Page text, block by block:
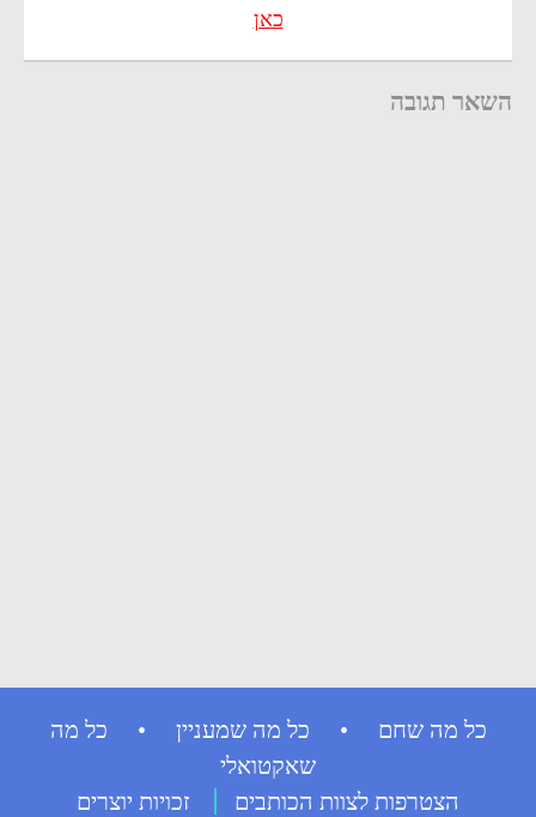
כאן
השאר תגובה
כל מה שחם • כל מה שמעניין • כל מה
שאקטואלי
הצטרפות לצוות הכותבים
זכויות יוצרים